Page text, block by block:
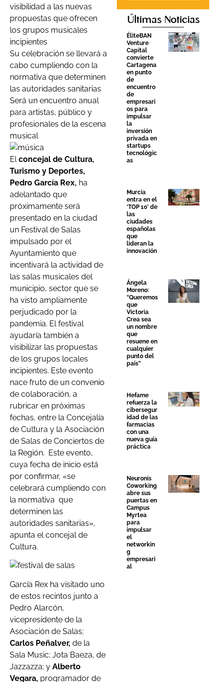
visibilidad a las nuevas
propuestas que ofrecen
los grupos musicales
incipientes
Su celebración se llevará a
cabo cumpliendo con la
normativa que determinen
las autoridades sanitarias
Será un encuentro anual
para artistas, público y
profesionales de la escena
musical
Elconcejal de Cultura,
Turismo y Deportes,
Pedro García Rex, ha
adelantado que
próximamente será
presentado en la ciudad
un Festival de Salas
impulsado por el
Ayuntamiento que
incentivará la actividad de
las salas musicales del
municipio, sector que se
ha visto ampliamente
perjudicado por la
pandemia. El festival
ayudaría también a
visibilizar las propuestas
de los grupos locales
incipientes. Este evento
nace fruto de un convenio
de colaboración, a
rubricar en próximas
fechas, entre la Concejalía
de Cultura y la Asociación
de Salas de Conciertos de
la Región. Este evento,
cuya fecha de inicio está
por confirmar, «se
celebrará cumpliendo con
la normativa que
determinen las
autoridades sanitarias»,
apunta el concejal de
Cultura.
García Rex ha visitado uno
de estos recintos junto a
Pedro Alarcón,
vicepresidente de la
Asociación de Salas;
Carlos Peñalver, de la
Sala Music; Jota Baeza, de
Jazzazza; y Alberto
Vegara, programador de
Últimas Noticias
ÉliteBAN
Venture
Capital
convierte
Cartagena
en punto
de
encuentro
de
empresari
os para
impulsar
la
inversión
privada en
startups
tecnológic
as
Murcia
entra en el
‘TOP 10’ de
las
ciudades
españolas
que
lideran la
innovación
Ángela
Moreno:
“Queremos
que
Victoria
Crea sea
un nombre
que
resuene en
cualquier
punto del
país”
Hefame
refuerza la
cibersegur
idad de las
farmacias
con una
nueva guía
práctica
Neuronis
Coworking
abre sus
puertas en
Campus
Myrtea
para
impulsar
el
networkin
g
empresari
al